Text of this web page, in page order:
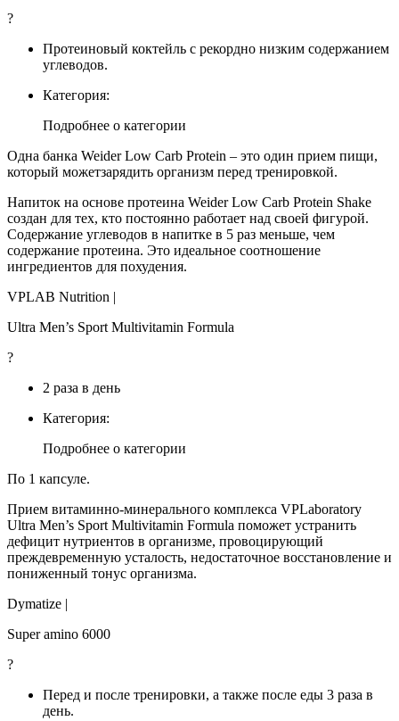
?
Протеиновый коктейль с рекордно низким содержанием
углеводов.
Категория:
Подробнее о категории
Одна банка Weider Low Carb Protein – это один прием пищи,
который можетзарядить организм перед тренировкой.
Напиток на основе протеина Weider Low Carb Protein Shake
создан для тех, кто постоянно работает над своей фигурой.
Содержание углеводов в напитке в 5 раз меньше, чем
содержание протеина. Это идеальное соотношение
ингредиентов для похудения.
VPLAB Nutrition |
Ultra Men’s Sport Multivitamin Formula
?
2 раза в день
Категория:
Подробнее о категории
По 1 капсуле.
Прием витаминно-минерального комплекса VPLaboratory
Ultra Men’s Sport Multivitamin Formula поможет устранить
дефицит нутриентов в организме, провоцирующий
преждевременную усталость, недостаточное восстановление и
пониженный тонус организма.
Dymatize |
Super amino 6000
?
Перед и после тренировки, а также после еды 3 раза в
день.